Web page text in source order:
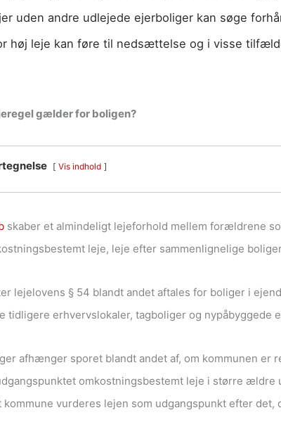
uden andre udlejede ejerboliger kan søge
høj leje kan føre til nedsættelse og i visse
gælder for boligen?
Vis indhold
skaber et almindeligt lejeforhold mellem forældrene
leje, leje efter sammenlignelige
lejelovens § 54 blandt andet aftales for boliger i
tidligere erhvervslokaler, tagboliger og nypåbyggede
afhænger sporet blandt andet af, om kommunen er
omkostningsbestemt leje i større
vurderes lejen som udgangspunkt efter